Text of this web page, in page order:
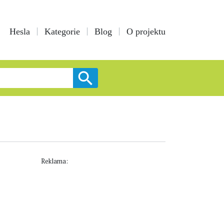
Hesla Kategorie Blog O projektu
Reklama: